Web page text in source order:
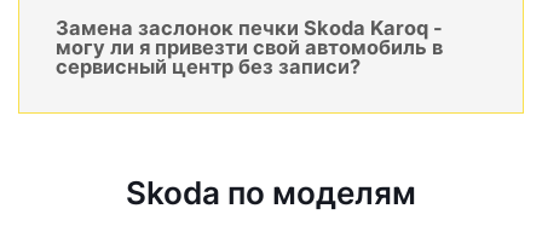
Замена заслонок печки Skoda Karoq -
могу ли я привезти свой автомобиль в
сервисный центр без записи?
Skoda по моделям